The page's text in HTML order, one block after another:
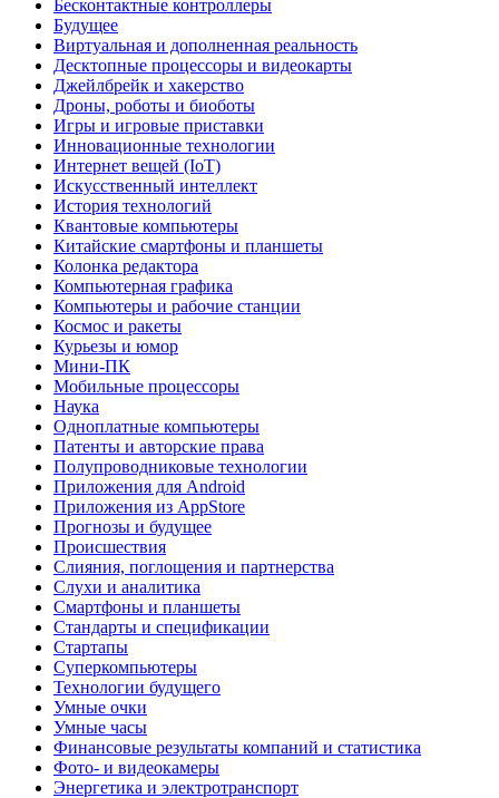
Бесконтактные контроллеры
Будущее
Виртуальная и дополненная реальность
Десктопные процессоры и видеокарты
Джейлбрейк и хакерство
Дроны, роботы и биоботы
Игры и игровые приставки
Инновационные технологии
Интернет вещей (IoT)
Искусственный интеллект
История технологий
Квантовые компьютеры
Китайские смартфоны и планшеты
Колонка редактора
Компьютерная графика
Компьютеры и рабочие станции
Космос и ракеты
Курьезы и юмор
Мини-ПК
Мобильные процессоры
Наука
Одноплатные компьютеры
Патенты и авторские права
Полупроводниковые технологии
Приложения для Android
Приложения из AppStore
Прогнозы и будущее
Происшествия
Слияния, поглощения и партнерства
Слухи и аналитика
Смартфоны и планшеты
Стандарты и спецификации
Стартапы
Суперкомпьютеры
Технологии будущего
Умные очки
Умные часы
Финансовые результаты компаний и статистика
Фото- и видеокамеры
Энергетика и электротранспорт